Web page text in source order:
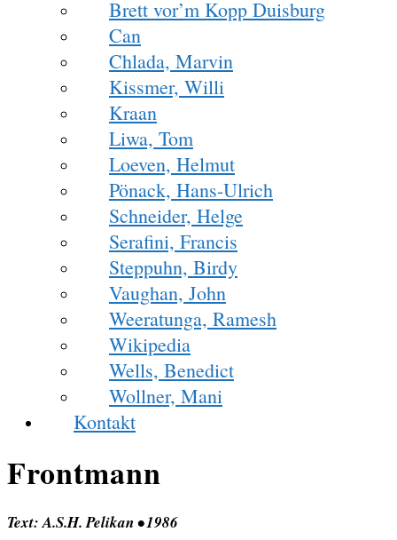
Brett vor’m Kopp Duisburg
Can
Chlada, Marvin
Kissmer, Willi
Kraan
Liwa, Tom
Loeven, Helmut
Pönack, Hans-Ulrich
Schneider, Helge
Serafini, Francis
Steppuhn, Birdy
Vaughan, John
Weeratunga, Ramesh
Wikipedia
Wells, Benedict
Wollner, Mani
Kontakt
Frontmann
Text: A.S.H. Pelikan • 1986